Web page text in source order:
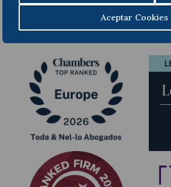
Aceptar Cookies
Précédent